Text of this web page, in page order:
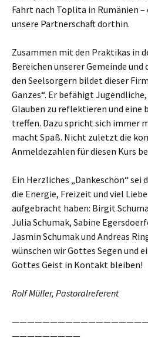
Fahrt nach Toplita in Rumänien
unsere Partnerschaft dorthin.
Zusammen mit den Praktikas in
Bereichen unserer Gemeinde
den Seelsorgern bildet dieser
Ganzes“. Er befähigt
Glauben zu reflektieren und eine
treffen. Dazu spricht sich immer
macht Spaß. Nicht zuletzt die
Anmeldezahlen für diesen Kurs
Ein Herzliches „Dankeschön“ sei
die Energie, Freizeit und viel
aufgebracht haben: Birgit
Julia Schumak, Sabine
Jasmin Schumak und Andreas
wünschen wir Gottes Segen und
Gottes Geist in Kontakt bleiben!
Rolf Müller, Pastoralreferent
—————————